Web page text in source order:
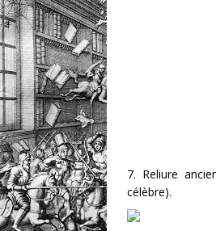
7. Reliure
célèbre).